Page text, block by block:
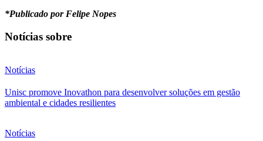
*Publicado por Felipe Nopes
Notícias sobre
Notícias
Unisc promove Inovathon para desenvolver soluções em gestão
ambiental e cidades resilientes
Notícias